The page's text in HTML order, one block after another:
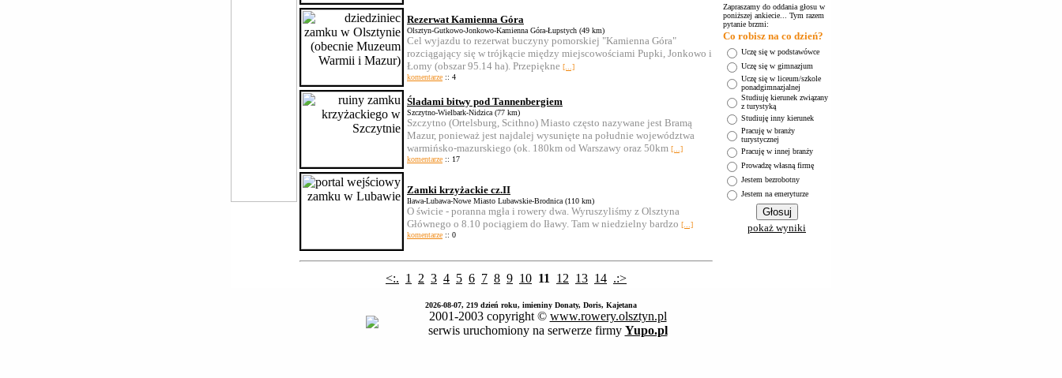
Rezerwat Kamienna Góra
Olsztyn-Gutkowo-Jonkowo-Kamienna Góra-Łupstych (49 km)
Cel wyjazdu to rezerwat buczyny pomorskiej "Kamienna Góra"
rozciągający się w trójkącie między miejscowościami Pupki, Jonkowo i
Łomy (obszar 95.14 ha). Przepiękne [...]
komentarze :: 4
Śladami bitwy pod Tannenbergiem
Szczytno-Wielbark-Nidzica (77 km)
Szczytno (Ortelsburg, Scithno) Miasto często nazywane jest Bramą
Mazur, ponieważ jest najdalej wysunięte na południe województwa
warmińsko-mazurskiego (ok. 180km od Warszawy oraz 50km [...]
komentarze :: 17
Zamki krzyżackie cz.II
Iława-Lubawa-Nowe Miasto Lubawskie-Brodnica (110 km)
O świcie - poranna mgła i rowery dwa. Wyruszyliśmy z Olsztyna
Głównego o 8.10 pociągiem do Iławy. Tam w niedzielny bardzo [...]
komentarze :: 0
<:. 1 2 3 4 5 6 7 8 9 10 11 12 13 14 .:>
Zapraszamy do oddania głosu w
poniższej ankiecie... Tym razem
pytanie brzmi:
Co robisz na co dzień?
Uczę się w podstawówce
Uczę się w gimnazjum
Uczę się w liceum/szkole
ponadgimnazjalnej
Studiuję kierunek związany
z turystyką
Studiuję inny kierunek
Pracuję w branży
turystycznej
Pracuję w innej branży
Prowadzę własną firmę
Jestem bezrobotny
Jestem na emeryturze
pokaż wyniki
2026-08-07, 219 dzień roku, imieniny Donaty, Doris, Kajetana
2001-2003 copyright © www.rowery.olsztyn.pl
serwis uruchomiony na serwerze firmy Yupo.pl